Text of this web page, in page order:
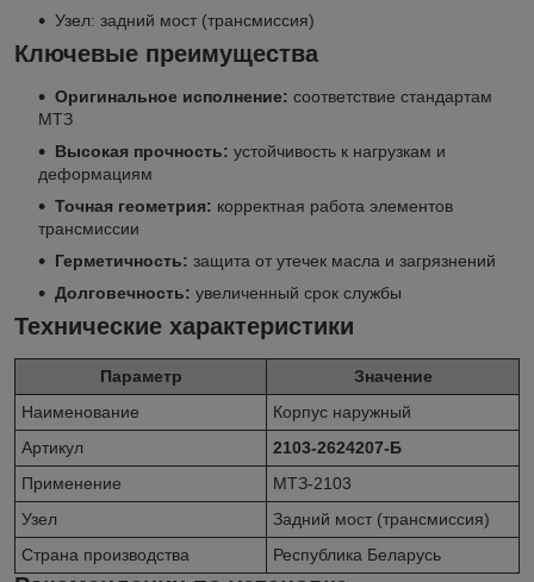
Узел: задний мост (трансмиссия)
Ключевые преимущества
Оригинальное исполнение: соответствие стандартам
МТЗ
Высокая прочность: устойчивость к нагрузкам и
деформациям
Точная геометрия: корректная работа элементов
трансмиссии
Герметичность: защита от утечек масла и загрязнений
Долговечность: увеличенный срок службы
Технические характеристики
Параметр
Значение
Наименование
Корпус наружный
Артикул
2103-2624207-Б
Применение
МТЗ-2103
Узел
Задний мост (трансмиссия)
Страна производства
Республика Беларусь